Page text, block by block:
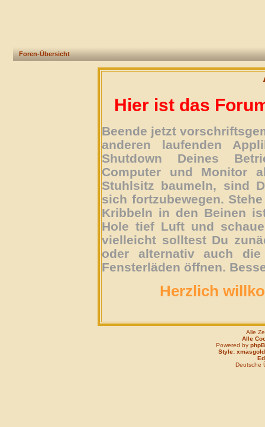
Foren-Übersicht
Hier ist das
Beende jetzt
anderen laufenden
Shutdown Deines
Computer und Monitor
Stuhlsitz baumeln, sind
sich fortzubewegen.
Kribbeln in den Beinen
Hole tief Luft und
vielleicht solltest Du
oder alternativ auch
Fensterläden öffnen.
Herzlich
Alle
Alle
Powered by
Style: xmasgold
Deutsche